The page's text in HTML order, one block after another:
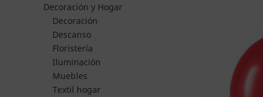
Decoración y Hogar
Decoración
Descanso
Floristería
Iluminación
Muebles
Textil hogar